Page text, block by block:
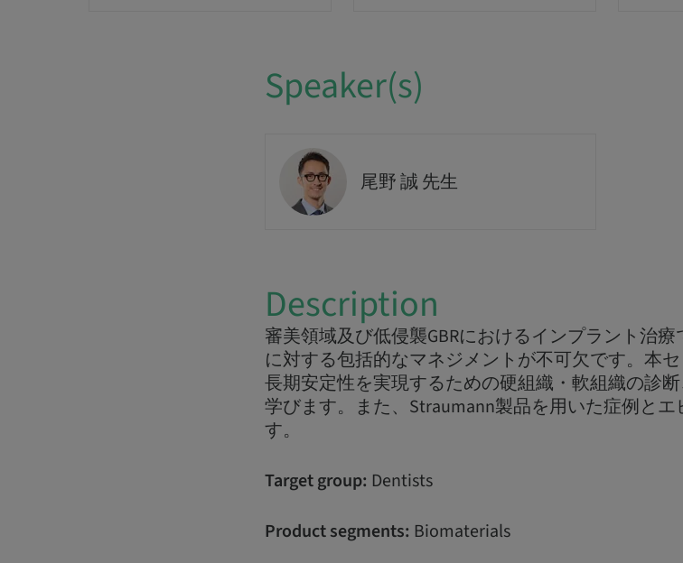
Speaker(s)
尾野 誠 先生
Description
審美領域及び低侵襲GBRにおけるインプラント治
に対する包括的なマネジメントが不可欠です。本
長期安定性を実現するための硬組織・軟組織の診
学びます。また、Straumann製品を用いた症例と
す。
Target group: Dentists
Product segments: Biomaterials